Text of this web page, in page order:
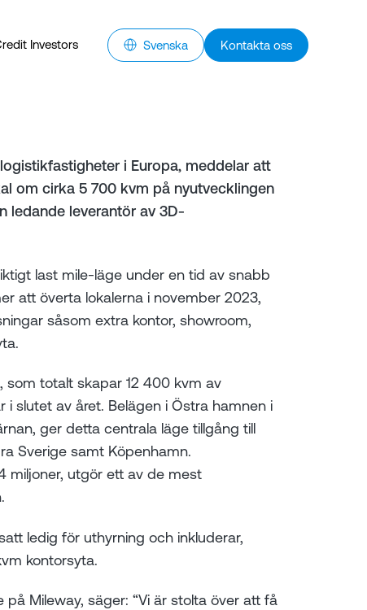
Investors Svenska Kontakta oss
i Europa, meddelar att
om cirka 5 700 kvm på nyutvecklingen
ledande leverantör av 3D-
last mile-läge under en tid av snabb
att överta lokalerna i november 2023,
såsom extra kontor, showroom,
som totalt skapar 12 400 kvm av
slutet av året. Belägen i Östra hamnen i
ger detta centrala läge tillgång till
Sverige samt Köpenhamn.
miljoner, utgör ett av de mest
ledig för uthyrning och inkluderar,
kontorsyta.
Mileway, säger: “Vi är stolta över att få